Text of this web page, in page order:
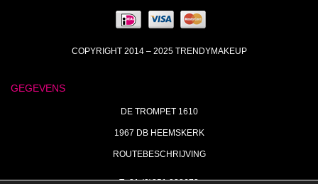
COPYRIGHT 2014 – 2025 TRENDYMAKEUP
GEGEVENS
DE TROMPET 1610
1967 DB HEEMSKERK
ROUTEBESCHRIJVING